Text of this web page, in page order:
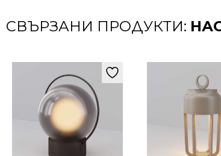
СВЪРЗАНИ ПРОДУКТИ: